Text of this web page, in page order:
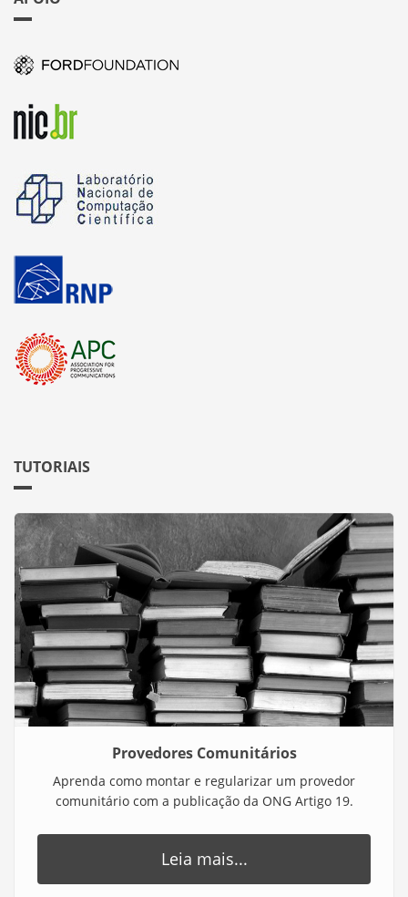
TUTORIAIS
Provedores Comunitários
Aprenda como montar e regularizar um provedor
comunitário com a publicação da ONG Artigo 19.
Leia mais...